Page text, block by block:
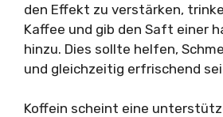
den Effekt zu verstärken,
Kaffee und gib den Saft einer
hinzu. Dies sollte helfen,
und gleichzeitig erfrischend
Koffein scheint eine